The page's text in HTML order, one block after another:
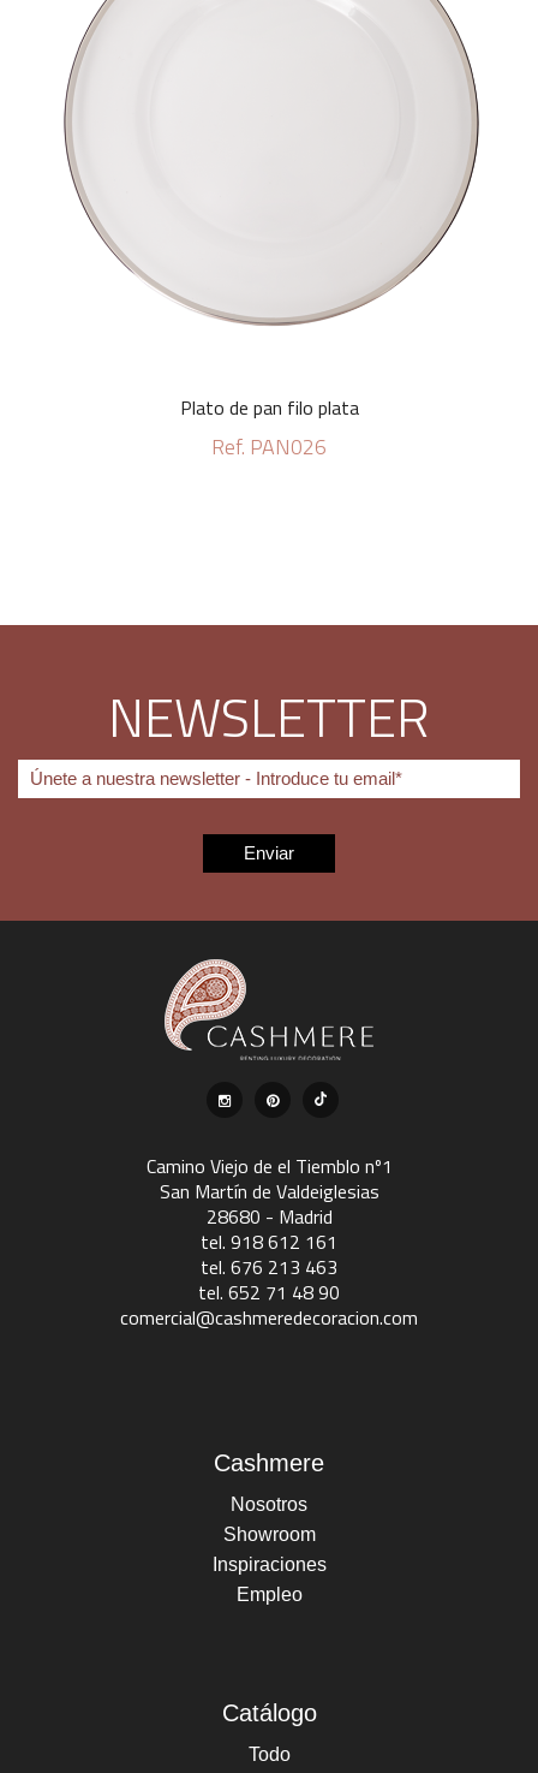
Plato de pan filo plata
Ref. PAN026
NEWSLETTER
Camino Viejo de el Tiemblo nº1
San Martín de Valdeiglesias
28680 - Madrid
tel. 918 612 161
tel. 676 213 463
tel. 652 71 48 90
comercial@cashmeredecoracion.com
Cashmere
Nosotros
Showroom
Inspiraciones
Empleo
Catálogo
Todo